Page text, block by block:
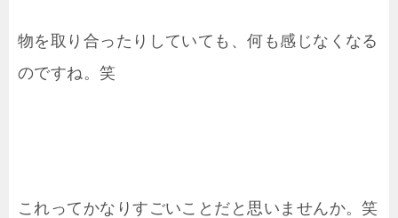
物を取り合ったりしていても、何も感じなくなる
のですね。笑
これってかなりすごいことだと思いませんか。笑